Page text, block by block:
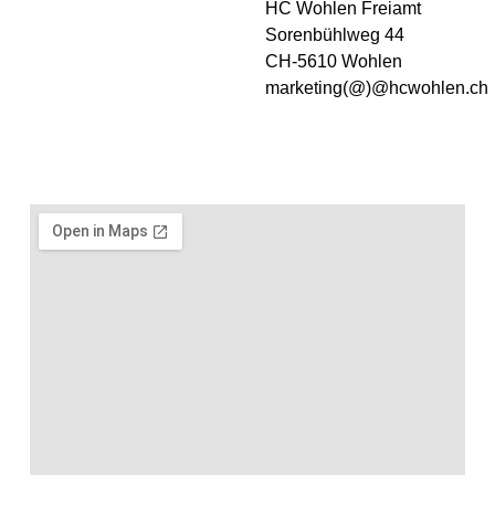
HC Wohlen Freiamt
Sorenbühlweg 44
CH-5610 Wohlen
marketing(@)@hcwohlen.ch